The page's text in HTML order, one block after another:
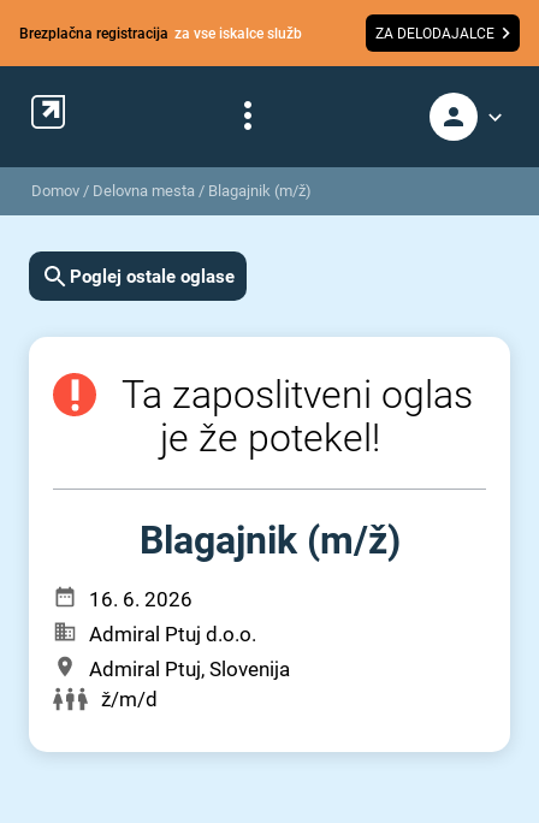
Brezplačna registracija za vse iskalce služb ZA DELODAJALCE
Domov / Delovna mesta / Blagajnik (m/ž)
Poglej ostale oglase
Ta zaposlitveni oglas
je že potekel!
Blagajnik (m⁠/⁠ž)
16. 6. 2026
Admiral Ptuj d.o.o.
Admiral Ptuj, Slovenija
ž/m/d